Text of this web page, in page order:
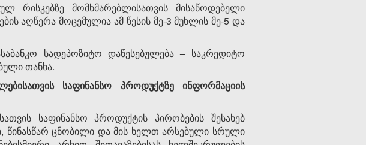
რისკებზე მომხმარებლისათვის მისაწოდებელი
აღწერა მოცემულია ამ წესის მე-3 მუხლის მე-5 და
სადეპოზიტო დაწესებულება– საკრედიტო
თანხა.
საფინანსო პროდუქტზე ინფორმაციის
საფინანსო პროდუქტის პირობების შესახებ
წინასწარ ცნობილი და მის ხელთ არსებული სრული